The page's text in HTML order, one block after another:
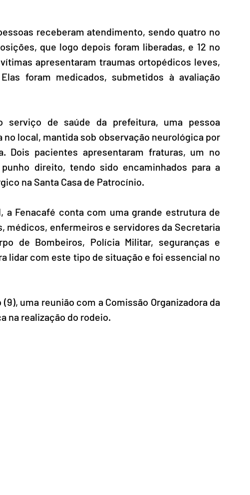
receberam atendimento, sendo quatro no
que logo depois foram liberadas, e 12 no
apresentaram traumas ortopédicos leves,
foram medicados, submetidos à avaliação
serviço de saúde da prefeitura, uma pessoa
local, mantida sob observação neurológica por
Dois pacientes apresentaram fraturas, um no
direito, tendo sido encaminhados para a
na Santa Casa de Patrocínio.
a Fenacafé conta com uma grande estrutura de
médicos, enfermeiros e servidores da Secretaria
de Bombeiros, Polícia Militar, seguranças e
lidar com este tipo de situação e foi essencial no
uma reunião com a Comissão Organizadora da
na realização do rodeio.